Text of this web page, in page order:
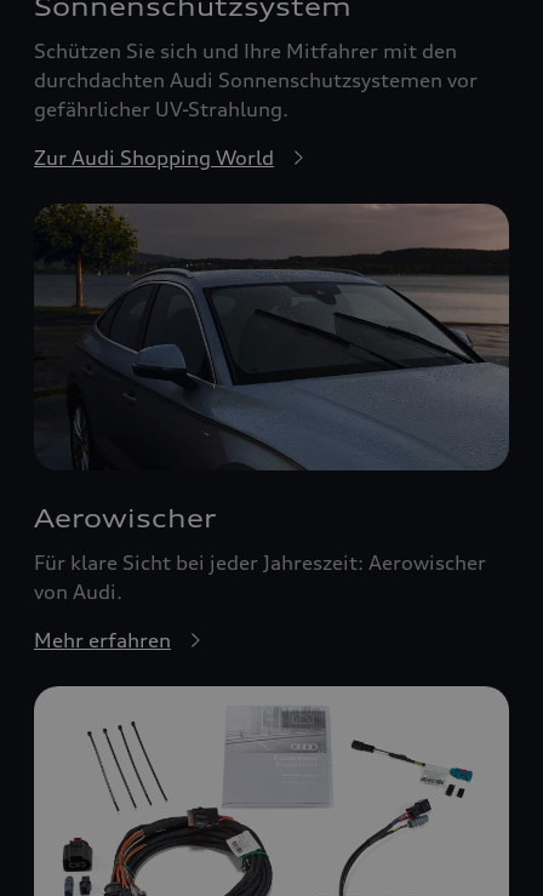
Sonnenschutzsystem
Schützen Sie sich und Ihre Mitfahrer mit den
durchdachten Audi Sonnenschutzsystemen vor
gefährlicher UV-Strahlung.
Zur Audi Shopping World
Aerowischer
Für klare Sicht bei jeder Jahreszeit: Aerowischer
von Audi.
Mehr erfahren